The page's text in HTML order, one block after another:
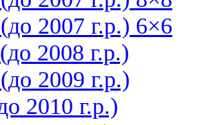
2007 г.р.) 6×6
2008 г.р.)
2009 г.р.)
2010 г.р.)